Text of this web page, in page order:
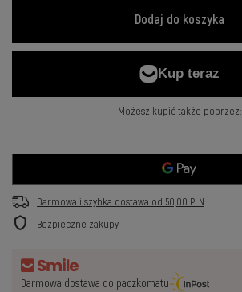
Dodaj do koszyka
Możesz kupić także poprzez:
Darmowa i szybka dostawa od 50,00 PLN
Bezpieczne zakupy
Darmowa dostawa do paczkomatu